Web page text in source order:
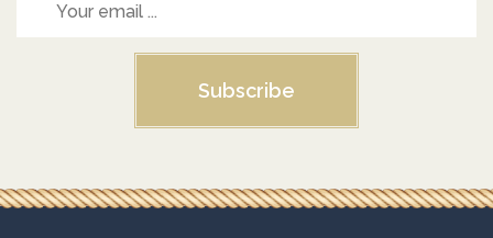
Subscribe